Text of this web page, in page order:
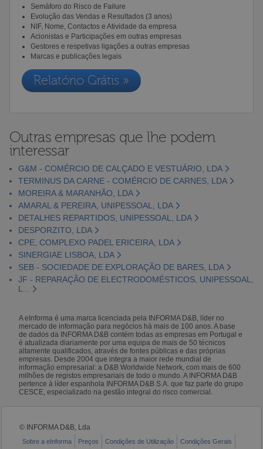
Semáforo do Risco de Failure
Evolução das Vendas e Resultados (3 anos)
NIF, Nome, Contactos e Atividade da empresa
Acionistas e Participações em outras empresas
Gestores e respetivas ligações a outras empresas
Marcas e publicações legais
Relatório Grátis »
Outras empresas que lhe podem
interessar
G&M - COMÉRCIO DE CALÇADO E VESTUÁRIO, LDA
TERMINUS DA CARNE - COMÉRCIO DE CARNES, LDA
MOREIRA & MARANHÃO, LDA
AMARAL & PEREIRA, UNIPESSOAL, LDA
DETALHES REPARTIDOS, UNIPESSOAL, LDA
DESPORZITO, LDA
CPE, COMPLEXO PADEL ERICEIRA, LDA
SINERGIAE LISBOA, LDA
SEB - SOCIEDADE DE EXPLORAÇÃO DE BARES, LDA
JF - REPARAÇÃO DE ELECTRODOMÉSTICOS, UNIPESSOAL,
L...
A eInforma é uma marca licenciada pela INFORMA D&B, líder no
mercado de informação para negócios há mais de 100 anos. A base
de dados da INFORMA D&B contém todas as empresas em Portugal e
é atualizada diariamente por uma equipa de mais de 50 técnicos
altamente qualificados, através de fontes públicas e das próprias
empresas. Desde 2004 que integra a maior rede mundial de
informação empresarial: a D&B Worldwide Network, com mais de 600
milhões de registos empresariais de todo o mundo. A INFORMA D&B
pertence à líder espanhola INFORMA D&B S.A. que faz parte do grupo
CESCE, especializado na gestão integral do risco comercial.
© INFORMA D&B, Lda
Sobre a eInforma Preços Condições de Utilização Condições Gerais